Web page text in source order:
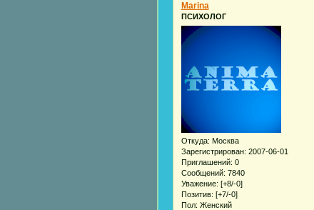
Marina
ПСИХОЛОГ
Откуда: Москва
Зарегистрирован: 2007-06-01
Приглашений: 0
Сообщений: 7840
Уважение: [+8/-0]
Позитив: [+7/-0]
Пол: Женский